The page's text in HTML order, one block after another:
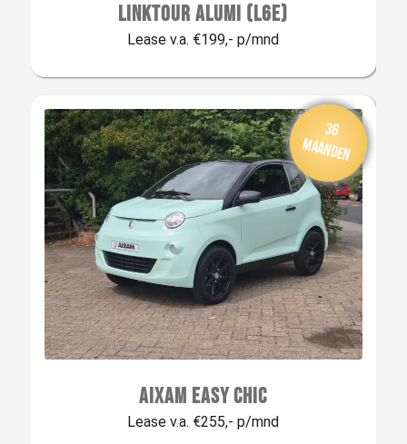
LINKTOUR ALUMI (L6E)
Lease v.a. €199,- p/mnd
AIXAM EASY CHIC
Van
af: € 335,-
per m
aan
d
36
maanden
Lease v.a. €255,- p/mnd